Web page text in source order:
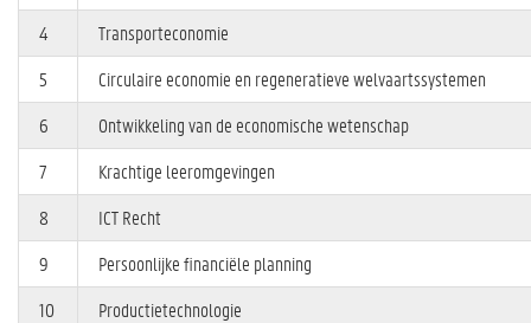
4
Transporteconomie
5
Circulaire economie en regeneratieve welvaartssystemen
6
Ontwikkeling van de economische wetenschap
7
Krachtige leeromgevingen
8
ICT Recht
9
Persoonlijke financiële planning
10
Productietechnologie